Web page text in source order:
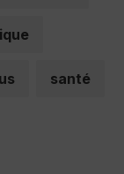
santé